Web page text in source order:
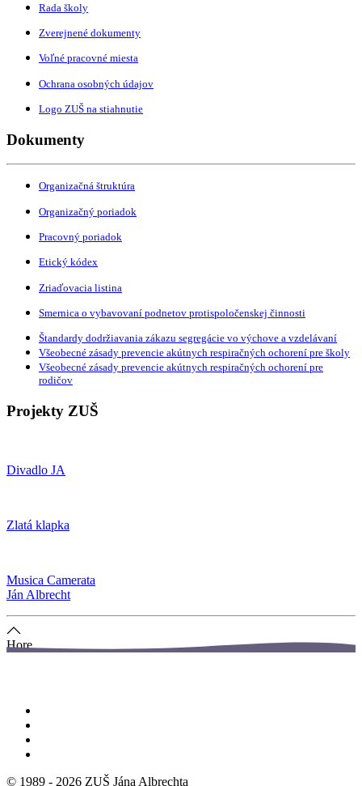
Rada školy
Zverejnené dokumenty
Voľné pracovné miesta
Ochrana osobných údajov
Logo ZUŠ na stiahnutie
Dokumenty
Organizačná štruktúra
Organizačný poriadok
Pracovný poriadok
Etický kódex
Zriaďovacia listina
Smernica o vybavovaní podnetov protispoločenskej činnosti
Štandardy dodržiavania zákazu segregácie vo výchove a vzdelávaní
Všeobecné zásady prevencie akútnych respiračných ochorení pre školy
Všeobecné zásady prevencie akútnych respiračných ochorení pre
rodičov
Projekty ZUŠ
Divadlo JA
Zlatá klapka
Musica Camerata
Ján Albrecht
Hore
© 1989 - 2026 ZUŠ Jána Albrechta